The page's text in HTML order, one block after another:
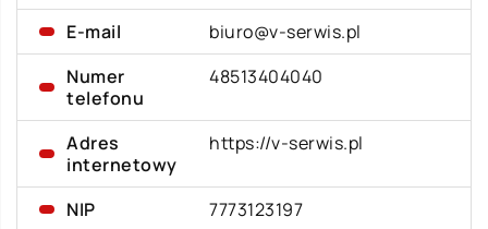
E-mail
biuro@v-serwis.pl
Numer
telefonu
48513404040
Adres
internetowy
https://v-serwis.pl
NIP
7773123197